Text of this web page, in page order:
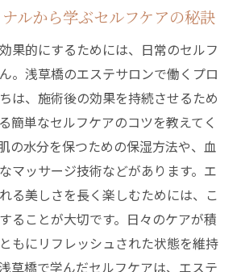
間を最大限に楽しむためのポイン
れる浅草橋のエステホームケアの
せるエステの香りと雰囲気
美しさを引き出す施術内容
心にもたらすポジティブな影響
エステが提供するトータルケア
術がもたらす深いリラクゼーシ
ルから学ぶセルフケアの秘訣
果的にするためには、日常のセルフ
。浅草橋のエステサロンで働くプロ
は、施術後の効果を持続させるため
簡単なセルフケアのコツを教えてく
の水分を保つための保湿方法や、血
マッサージ技術などがあります。エ
る美しさを長く楽しむためには、こ
ることが大切です。日々のケアが積
もにリフレッシュされた状態を維持
草橋で学んだセルフケアは、エステ